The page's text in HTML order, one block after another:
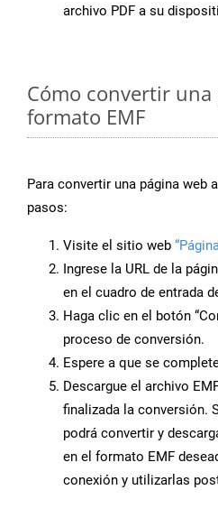
archivo PDF a su
Cómo convertir una
formato EMF
Para convertir una página web
pasos:
Visite el sitio web
Ingrese la URL de la
en el cuadro de entrada
Haga clic en el botón
proceso de conversión.
Espere a que se
Descargue el archivo
finalizada la conversión.
podrá convertir y
en el formato EMF
conexión y utilizarlas